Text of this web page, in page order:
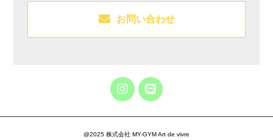
お問い合わせ
@2025 株式会社 MY-GYM Art de vivre